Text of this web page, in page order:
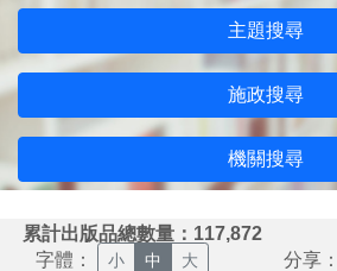
主題搜尋
施政搜尋
機關搜尋
累計出版品總數量：117,872
字體： 小 中 大 分享：